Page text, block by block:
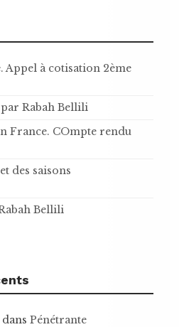
Appel à cotisation 2ème
Rabah Bellili
France. COmpte rendu
des saisons
Bellili
dans Pénétrante